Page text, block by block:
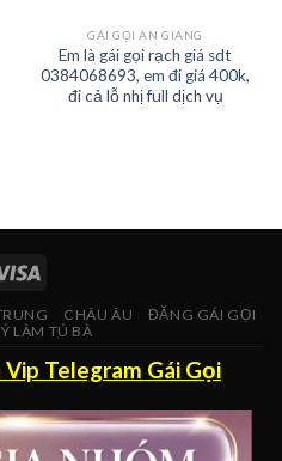
GÁI GỌI AN GIANG
Em là gái gọi rạch giá sdt
0384068693, em đi giá 400k,
đi cả lỗ nhị full dịch vụ
CHÂU ÂU
ĐĂNG GÁI GỌI
LÀM TÚ BÀ
Telegram Gái Gọi